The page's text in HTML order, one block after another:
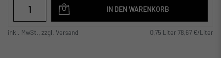
IN DEN WARENKORB
inkl. MwSt., zzgl. Versand 0,75 Liter 78,67 €/Liter